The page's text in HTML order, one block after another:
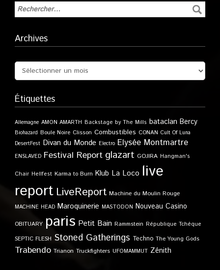
Archives
Étiquettes
Allemagne AMON AMARTH Backstage by The Mills bataclan Bercy
Biohazard Boule Noire Clisson Combustibles CONAN Cult Of Luna
DesertFest Divan du Monde Electro Elysée Montmartre
ENSLAVED Festival Report glazart GOJIRA Hangman's
Chair Hellfest Karma to Burn Klub La Loco live
report LiveReport Machine du Moulin Rouge
MACHINE HEAD Maroquinerie MASTODON Nouveau Casino
OBITUARY paris Petit Bain Rammstein République Tchèque
SEPTIC FLESH Stoned Gatherings Techno The Young Gods
Trabendo Trianon Truckfighters UFOMAMMUT Zénith